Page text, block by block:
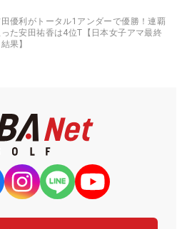
優利がトータル1アンダーで優勝！連覇
た安田祐香は4位T【日本女子アマ最終
果】